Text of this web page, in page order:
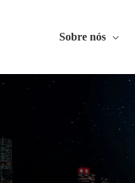
Sobre nós